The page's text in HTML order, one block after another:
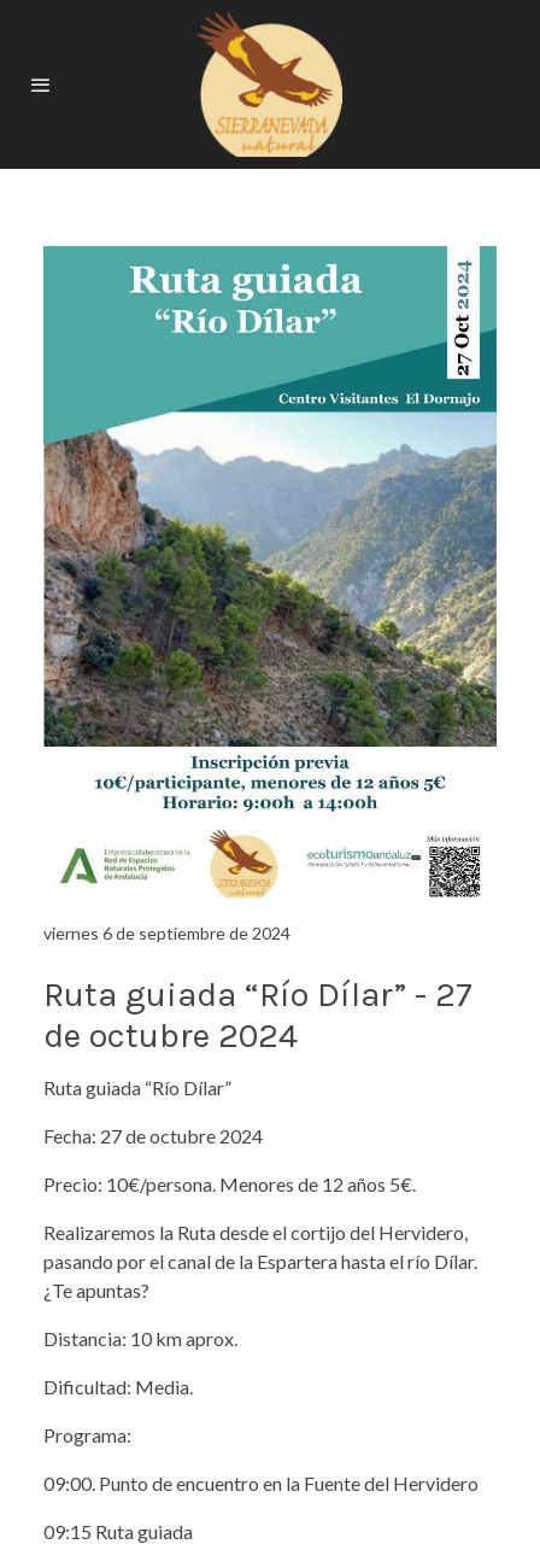
viernes 6 de septiembre de 2024
Ruta guiada “Río Dílar” - 27
de octubre 2024
Ruta guiada “Río Dílar”
Fecha: 27 de octubre 2024
Precio: 10€/persona. Menores de 12 años 5€.
Realizaremos la Ruta desde el cortijo del Hervidero,
pasando por el canal de la Espartera hasta el río Dílar.
¿Te apuntas?
Distancia: 10 km aprox.
Dificultad: Media.
Programa:
09:00. Punto de encuentro en la Fuente del Hervidero
09:15 Ruta guiada